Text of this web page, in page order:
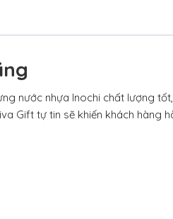
nước nhựa Inochi chất lượng
Gift tự tin sẽ khiến khách hàng